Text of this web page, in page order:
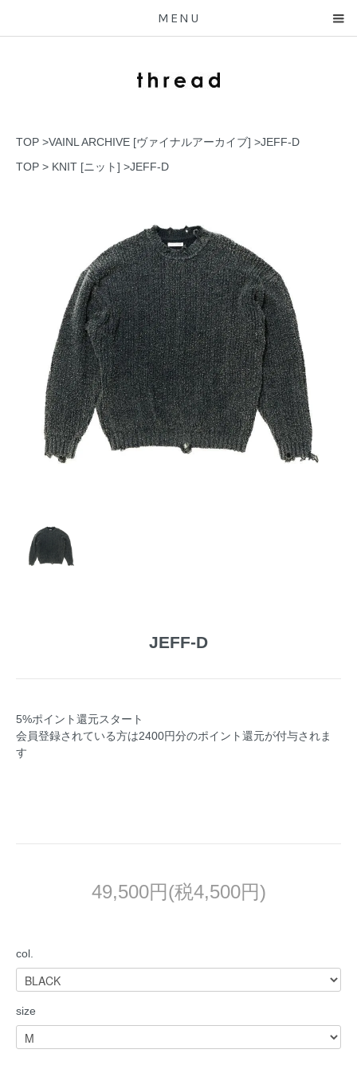
MENU
TOP >VAINL ARCHIVE [ヴァイナルアーカイブ] >JEFF-D
TOP > KNIT [ニット] >JEFF-D
JEFF-D
5%ポイント還元スタート
会員登録されている方は2400円分のポイント還元が付与されま
す
49,500円(税4,500円)
col.
size